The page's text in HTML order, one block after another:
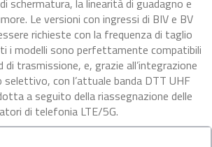
schermatura, la linearità di guadagno e
Le versioni con ingressi di BIV e BV
richieste con la frequenza di taglio
i modelli sono perfettamente compatibili
di trasmissione, e, grazie all’integrazione
con l’attuale banda DTT UHF
a seguito della riassegnazione delle
di telefonia LTE/5G.